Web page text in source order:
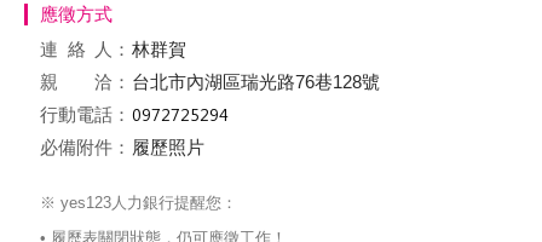
應徵方式
連絡
人： 林群賀
親 洽： 台北市內湖區瑞光路76巷128號
行動電話：
必備附件： 履歷照片
※ yes123人力銀行提醒您：
• 履歷表關閉狀態，仍可應徵工作！